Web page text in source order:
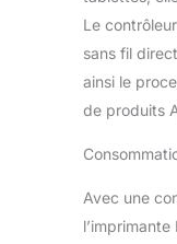
Le
sans fil
ainsi le
de produits
Avec une